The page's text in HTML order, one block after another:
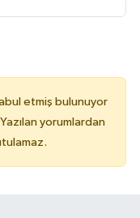
etmiş bulunuyor
yorumlardan